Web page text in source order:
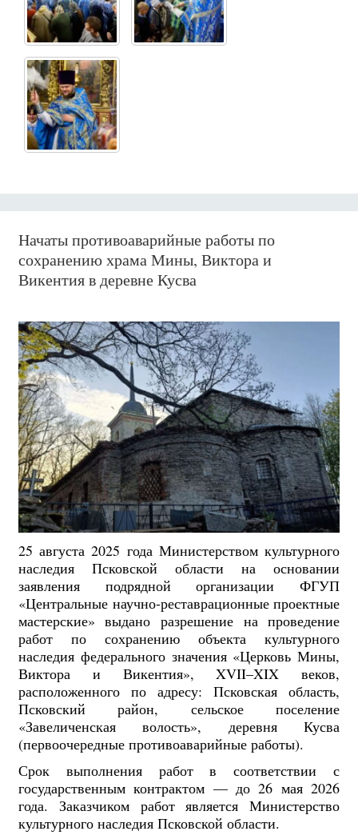
Начаты противоаварийные работы по
сохранению храма Мины, Виктора и
Викентия в деревне Кусва
25 августа 2025 года Министерством культурного
наследия Псковской области на основании
заявления подрядной организации ФГУП
«Центральные научно-реставрационные проектные
мастерские» выдано разрешение на проведение
работ по сохранению объекта культурного
наследия федерального значения «Церковь Мины,
Виктора и Викентия», XVII–XIX веков,
расположенного по адресу: Псковская область,
Псковский район, сельское поселение
«Завеличенская волость», деревня Кусва
(первоочередные противоаварийные работы).
Срок выполнения работ в соответствии с
государственным контрактом — до 26 мая 2026
года. Заказчиком работ является Министерство
культурного наследия Псковской области.